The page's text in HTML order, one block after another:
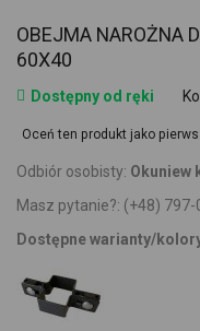
OBEJMA NAROŻNA
60X40
Dostępny od ręki
Oceń ten produkt jako
Odbiór osobisty: Okuniew
Masz pytanie?: (+48) 797-
Dostępne warianty/